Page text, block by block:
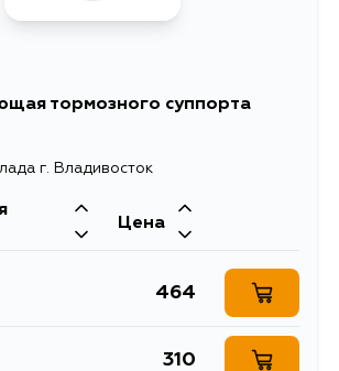
848
тормозного суппорта
г. Владивосток
Цена
464
310